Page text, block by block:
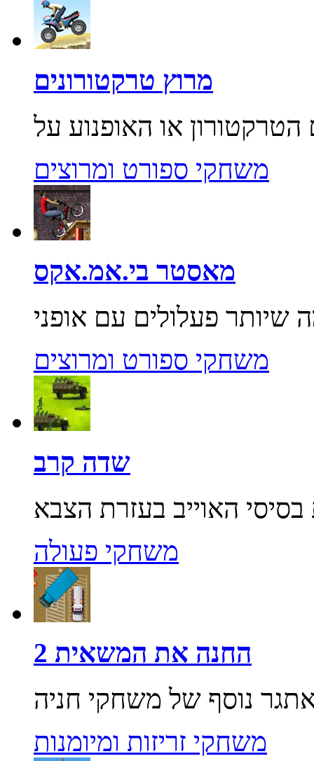
מרוץ טרקטורונים
משחקי ספורט ומרוצים
מאסטר בי.אמ.אקס
משחקי ספורט ומרוצים
שדה קרב
משחקי פעולה
החנה את המשאית 2
משחקי זריזות ומיומנות